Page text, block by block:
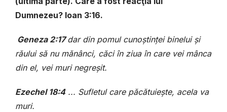
Dumnezeu? Ioan 3:16.
Geneza 2:17dar din pomul cunoştinţei binelui şi
răului să nu mănânci, căci în ziua în care vei mânca
din el, vei muri negreşit.
Ezechel 18:4... Sufletul care păcătuieşte, acela va
muri.